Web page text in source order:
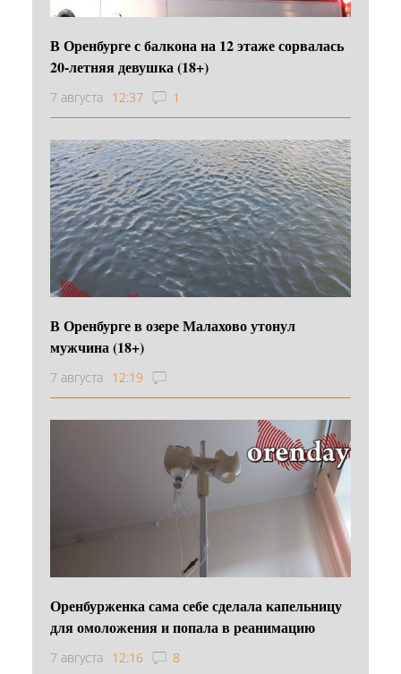
В Оренбурге с балкона на 12 этаже сорвалась
20-летняя девушка (18+)
7 августа 12:37 1
В Оренбурге в озере Малахово утонул
мужчина (18+)
7 августа 12:19
Оренбурженка сама себе сделала капельницу
для омоложения и попала в реанимацию
7 августа 12:16 8